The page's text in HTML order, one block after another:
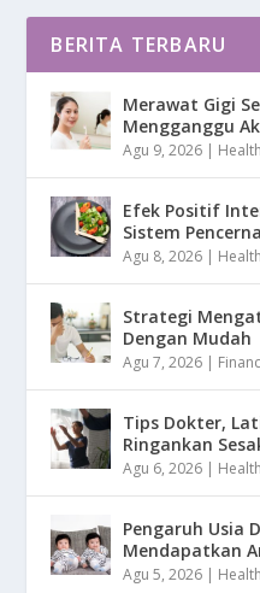
BERITA TERBARU
Merawat Gigi
Mengganggu
Agu 9, 2026 | Health
Efek Positif
Sistem
Agu 8, 2026 | Health
Strategi
Dengan Mudah
Agu 7, 2026 |
Tips Dokter,
Ringankan
Agu 6, 2026 | Health
Pengaruh Usia
Mendapatkan
Agu 5, 2026 | Health